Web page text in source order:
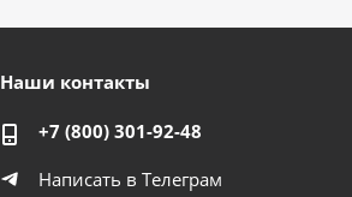
Наши контакты
+7 (800) 301-92-48
Написать в Телеграм